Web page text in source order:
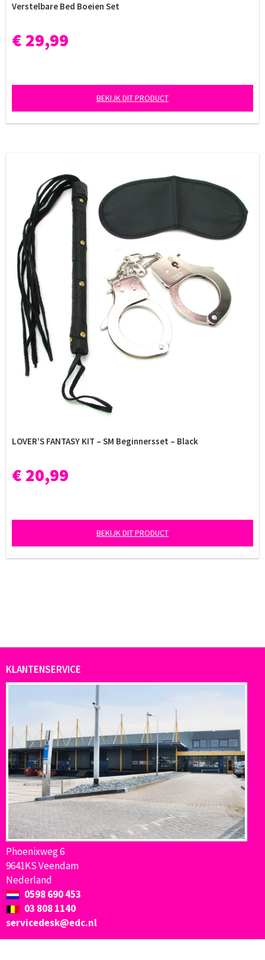
Verstelbare Bed Boeien Set
€ 29,99
BEKIJK DIT PRODUCT
LOVER’S FANTASY KIT – SM Beginnersset – Black
€ 20,99
BEKIJK DIT PRODUCT
KLANTENSERVICE
Phoenixweg 6
9641KS Veendam
Nederland
0598 690 453
03 808 1140
servicedesk@edc.nl